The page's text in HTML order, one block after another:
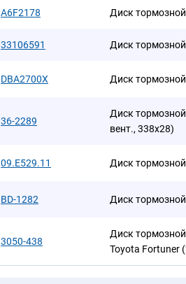
A6F2178 Диск тормозной
33106591 Диск тормозной
DBA2700X Диск тормозной
36-2289
Диск
вент., 338x28)
09.E529.11 Диск тормозной
BD-1282 Диск тормозной
3050-438
Диск
Toyota Fortuner